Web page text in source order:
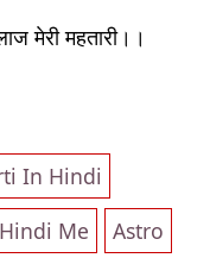
मेरी महतारी।।
In Hindi
Me
Astro